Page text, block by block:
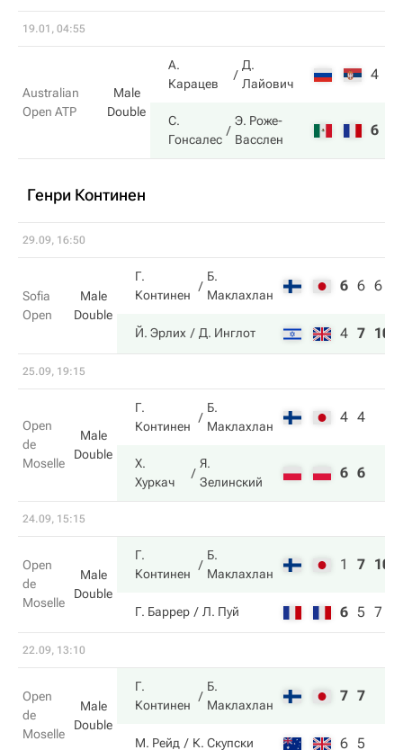
19.01, 04:55
Australian
Open ATP
Male
Double
А.
Карацев
Д.
Лайович
4
С.
Гонсалес
Э. Роже-
Васслен
6
Генри Континен
29.09, 16:50
Sofia
Open
Male
Double
Г.
Континен
Б.
Маклахлан
6 6 6
Й. Эрлих Д. Инглот 4 7 10
25.09, 19:15
Open
de
Moselle
Male
Double
Г.
Континен
Б.
Маклахлан
4 4
Х.
Хуркач
Я.
Зелинский
6 6
24.09, 15:15
Open
de
Moselle
Male
Double
Г.
Континен
Б.
Маклахлан
1 7 10
Г. Баррер Л. Пуй 6 5 7
22.09, 13:10
Open
de
Moselle
Male
Double
Г.
Континен
Б.
Маклахлан
7 7
М. Рейд К. Скупски 6 5